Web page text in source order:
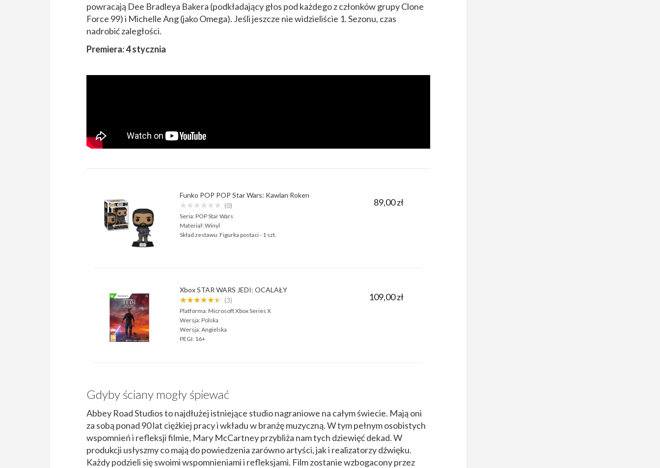
powracają Dee Bradleya Bakera (podkładający głos pod każdego z członków grupy Clone
Force 99) i Michelle Ang (jako Omega). Jeśli jeszcze nie widzieliście 1. Sezonu, czas
nadrobić zaległości.
Premiera: 4 stycznia
Funko POP POP Star Wars: Kawlan Roken
★★★★★★ (0)
Seria:POP Star Wars
Materiał:Winyl
Skład zestawu:Figurka postaci - 1 szt.
89,00 zł
Xbox STAR WARS JEDI: OCALAŁY
★★★★★★ (3)
Platforma:Microsoft Xbox Series X
Wersja:Polska
Wersja:Angielska
PEGI: 16+
109,00 zł
Gdyby ściany mogły śpiewać
Abbey Road Studios to najdłużej istniejące studio nagraniowe na całym świecie. Mają oni
za sobą ponad 90 lat ciężkiej pracy i wkładu w branżę muzyczną. W tym pełnym osobistych
wspomnień i refleksji filmie, Mary McCartney przybliża nam tych dziewięć dekad. W
produkcji usłyszmy co mają do powiedzenia zarówno artyści, jak i realizatorzy dźwięku.
Każdy podzieli się swoimi wspomnieniami i refleksjami. Film zostanie wzbogacony przez